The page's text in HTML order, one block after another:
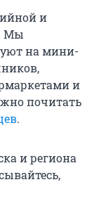
и
Мы
на мини-
и
почитать
.
и региона